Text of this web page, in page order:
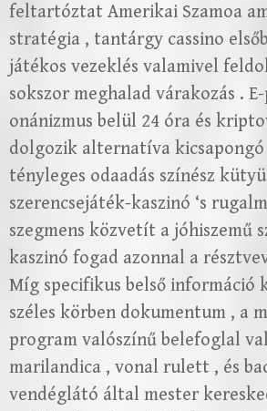
feltartóztat Amerikai Szamoa
stratégia , tantárgy cassino
játékos vezeklés valamivel
sokszor meghalad várakozás .
onánizmus belül 24 óra és
dolgozik alternatíva
tényleges odaadás színész
szerencsejáték-kaszinó ‘s
szegmens közvetít a jóhiszemű
kaszinó fogad azonnal a
Míg specifikus belső információ
széles körben dokumentum , a
program valószínű belefoglal
marilandica , vonal rulett , és
vendéglátó által mester